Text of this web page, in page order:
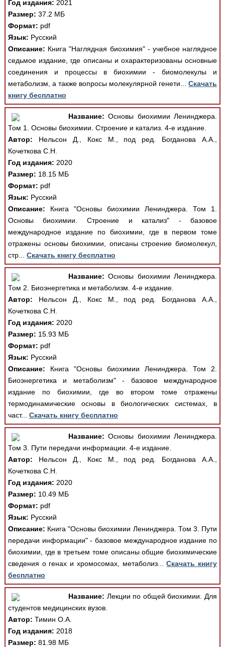
Год издания: 2021
Размер: 37.2 МБ
Формат: pdf
Язык: Русский
Описание: Книга "Наглядная биохимия" - учебное наглядное
седьмое издание, где описаны и охарактеризованы основные
соединения и процессы в биохимии - биомолекулы и
метаболизм, а также вопросы молекулярной генети...Скачать
книгу бесплатно
Название: Основы биохимии Ленинджера.
Том 1. Основы биохимии. Строение и катализ. 4-е издание.
Автор: Нельсон Д., Кокс М., под ред. Богданова А.А.,
Кочеткова С.Н.
Год издания: 2020
Размер: 18.15 МБ
Формат: pdf
Язык: Русский
Описание: Книга "Основы биохимии Ленинджера. Том 1.
Основы биохимии. Строение и катализ" - базовое
международное издание по биохимии, где в первом томе
отражены основы биохимии, описаны строение биомолекул,
стр... Скачать книгу бесплатно
Название: Основы биохимии Ленинджера.
Том 2. Биоэнергетика и метаболизм. 4-е издание.
Автор: Нельсон Д., Кокс М., под ред. Богданова А.А.,
Кочеткова С.Н.
Год издания: 2020
Размер: 15.93 МБ
Формат: pdf
Язык: Русский
Описание: Книга "Основы биохимии Ленинджера. Том 2.
Биоэнергетика и метаболизм" - базовое международное
издание по биохимии, где во втором томе отражены
термодинамические основы в биологических системах, в
част... Скачать книгу бесплатно
Название: Основы биохимии Ленинджера.
Том 3. Пути передачи информации. 4-е издание.
Автор: Нельсон Д., Кокс М., под ред. Богданова А.А.,
Кочеткова С.Н.
Год издания: 2020
Размер: 10.49 МБ
Формат: pdf
Язык: Русский
Описание: Книга "Основы биохимии Ленинджера. Том 3. Пути
передачи информации" - базовое международное издание по
биохимии, где в третьем томе описаны общие биохимические
сведения о генах и хромосомах, метаболиз...Скачать книгу
бесплатно
Название: Лекции по общей биохимии. Для
студентов медицинских вузов.
Автор: Тимин О.А.
Год издания: 2018
Размер: 81.98 МБ